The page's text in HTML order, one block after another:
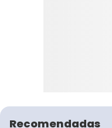
Recomendadas